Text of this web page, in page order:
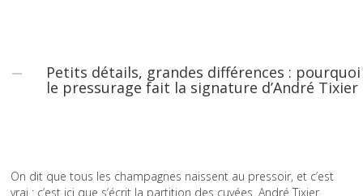
Petits détails, grandes différences : pourquoi
le pressurage fait la signature d’André Tixier
On dit que tous les champagnes naissent au pressoir, et c’est
vrai : c’est ici que s’écrit la partition des cuvées. André Tixier